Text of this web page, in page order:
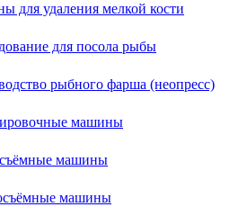
для удаления мелкой кости
для посола рыбы
рыбного фарша (неопресс)
машины
машины
машины